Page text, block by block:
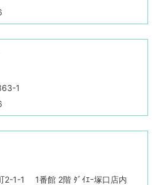
1
2-1-1 1番館 2階 ﾀﾞｲｴｰ塚口店内